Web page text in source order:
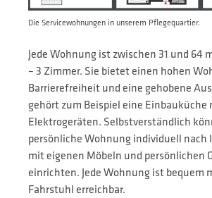
Die Servicewohnungen in unserem Pflegequartier.
Jede Wohnung ist zwischen 31 und 64
– 3 Zimmer. Sie bietet einen hohen
Barrierefreiheit und eine gehobene
gehört zum Beispiel eine Einbauküche
Elektrogeräten. Selbstverständlich
persönliche Wohnung individuell nach
mit eigenen Möbeln und persönlichen
einrichten. Jede Wohnung ist bequem
Fahrstuhl erreichbar.